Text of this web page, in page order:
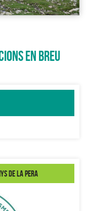
EN BREU
de la Pera